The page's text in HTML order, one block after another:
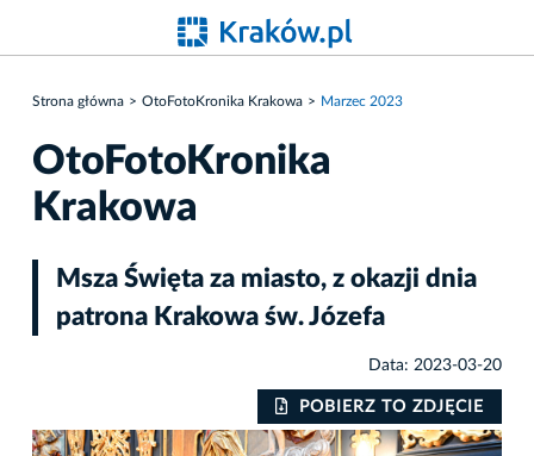
Strona główna OtoFotoKronika Krakowa Marzec 2023
OtoFotoKronika
Krakowa
Msza Święta za miasto, z okazji dnia
patrona Krakowa św. Józefa
Data: 2023-03-20
POBIERZ TO ZDJĘCIE